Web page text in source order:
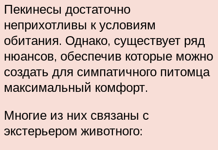
Пекинесы достаточно
неприхотливы к условиям
обитания. Однако, существует ряд
нюансов, обеспечив которые можно
создать для симпатичного питомца
максимальный комфорт.
Многие из них связаны с
экстерьером животного: